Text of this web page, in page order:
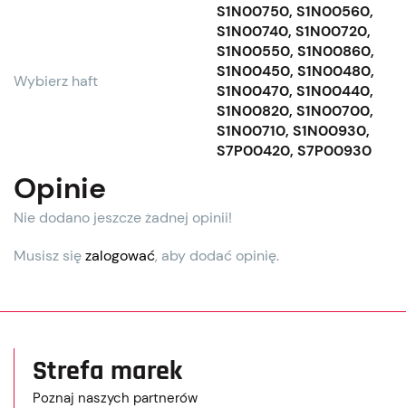
Wybierz haft
S1N00750, S1N00560,
S1N00740, S1N00720,
S1N00550, S1N00860,
S1N00450, S1N00480,
S1N00470, S1N00440,
S1N00820, S1N00700,
S1N00710, S1N00930,
S7P00420, S7P00930
Opinie
Nie dodano jeszcze żadnej opinii!
Musisz sięzalogować, aby dodać opinię.
Strefa marek
Poznaj naszych partnerów